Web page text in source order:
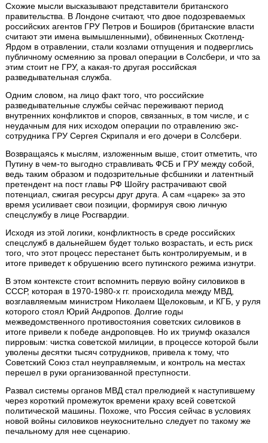
Схожие мысли высказывают представители британского
правительства. В Лондоне считают, что двое подозреваемых
российских агентов ГРУ Петров и Боширов (британские власти
считают эти имена вымышленными), обвиненных Скотленд-
Ярдом в отравлении, стали козлами отпущения и подверглись
публичному осмеянию за провал операции в Солсбери, и что за
этим стоит не ГРУ, а какая-то другая российская
разведывательная служба.
Одним словом, на лицо факт того, что российские
разведывательные службы сейчас переживают период
внутренних конфликтов и споров, связанных, в том числе, и с
неудачным для них исходом операции по отравлению экс-
сотрудника ГРУ Сергея Скрипаля и его дочери в Солсбери.
Возвращаясь к мыслям, изложенным выше, стоит отметить, что
Путину в чем-то выгодно стравливать ФСБ и ГРУ между собой,
ведь таким образом и подозрительные фсбшники и латентный
претендент на пост главы РФ Шойгу растрачивают свой
потенциал, сжигая ресурсы друг друга. А сам «царек» за это
время усиливает свои позиции, формируя свою личную
спецслужбу в лице Росгвардии.
Исходя из этой логики, конфликтность в среде российских
спецслужб в дальнейшем будет только возрастать, и есть риск
того, что этот процесс перестанет быть контролируемым, и в
итоге приведет к обрушению всего путинского режима изнутри.
В этом контексте стоит вспомнить первую войну силовиков в
СССР, которая в 1970-1980-х гг. происходила между МВД,
возглавляемым министром Николаем Щелоковым, и КГБ, у руля
которого стоял Юрий Андропов. Долгие годы
межведомственного противостояния советских силовиков в
итоге привели к победе андроповцев. Но их триумф оказался
пирровым: чистка советской милиции, в процессе которой были
уволены десятки тысяч сотрудников, привела к тому, что
Советский Союз стал неуправляемым, и контроль на местах
перешел в руки организованной преступности.
Развал системы органов МВД стал прелюдией к наступившему
через короткий промежуток времени краху всей советской
политической машины. Похоже, что Россия сейчас в условиях
новой войны силовиков неукоснительно следует по такому же
печальному для нее сценарию.